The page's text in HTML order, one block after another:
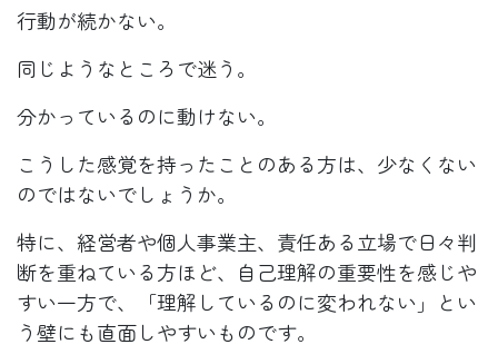
行動が続かない。
同じようなところで迷う。
分かっているのに動けない。
こうした感覚を持ったことのある方は、少なくない
のではないでしょうか。
特に、経営者や個人事業主、責任ある立場で日々判
断を重ねている方ほど、自己理解の重要性を感じや
すい一方で、「理解しているのに変われない」とい
う壁にも直面しやすいものです。